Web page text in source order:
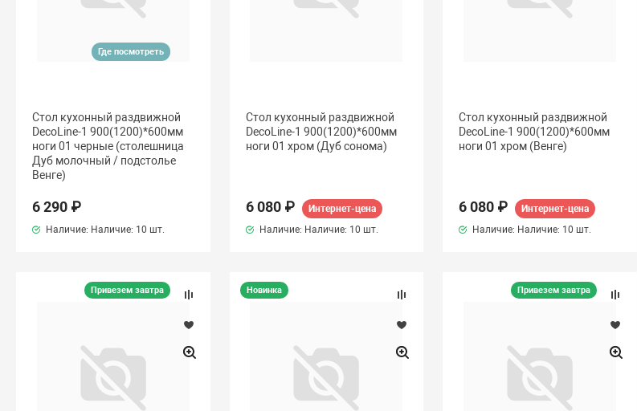
Где посмотреть
Стол кухонный раздвижной
DecoLine-1 900(1200)*600мм
ноги 01 черные (столешница
Дуб молочный / подстолье
Венге)
6 290 ₽
Наличие: Наличие: 10 шт.
Стол кухонный раздвижной
DecoLine-1 900(1200)*600мм
ноги 01 хром (Дуб сонома)
6 080 ₽
Интернет-цена
Наличие: Наличие: 10 шт.
Стол кухонный раздвижной
DecoLine-1 900(1200)*600мм
ноги 01 хром (Венге)
6 080 ₽
Интернет-цена
Наличие: Наличие: 10 шт.
Привезем завтра Новинка Привезем завтра